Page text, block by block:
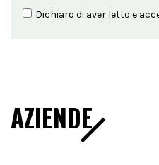
Dichiaro di aver letto e
AZIENDE